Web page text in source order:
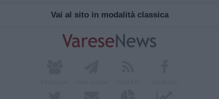
Vai al sito in modalità classica